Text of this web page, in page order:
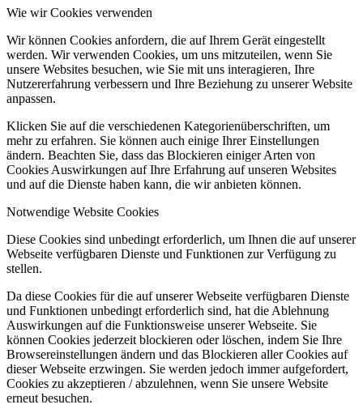
Wie wir Cookies verwenden
Wir können Cookies anfordern, die auf Ihrem Gerät eingestellt
werden. Wir verwenden Cookies, um uns mitzuteilen, wenn Sie
unsere Websites besuchen, wie Sie mit uns interagieren, Ihre
Nutzererfahrung verbessern und Ihre Beziehung zu unserer Website
anpassen.
Klicken Sie auf die verschiedenen Kategorienüberschriften, um
mehr zu erfahren. Sie können auch einige Ihrer Einstellungen
ändern. Beachten Sie, dass das Blockieren einiger Arten von
Cookies Auswirkungen auf Ihre Erfahrung auf unseren Websites
und auf die Dienste haben kann, die wir anbieten können.
Notwendige Website Cookies
Diese Cookies sind unbedingt erforderlich, um Ihnen die auf unserer
Webseite verfügbaren Dienste und Funktionen zur Verfügung zu
stellen.
Da diese Cookies für die auf unserer Webseite verfügbaren Dienste
und Funktionen unbedingt erforderlich sind, hat die Ablehnung
Auswirkungen auf die Funktionsweise unserer Webseite. Sie
können Cookies jederzeit blockieren oder löschen, indem Sie Ihre
Browsereinstellungen ändern und das Blockieren aller Cookies auf
dieser Webseite erzwingen. Sie werden jedoch immer aufgefordert,
Cookies zu akzeptieren / abzulehnen, wenn Sie unsere Website
erneut besuchen.